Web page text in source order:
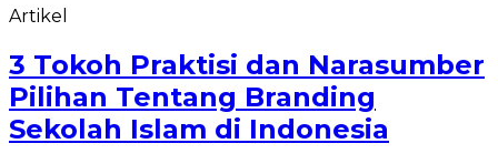
Artikel
3 Tokoh Praktisi dan Narasumber
Pilihan Tentang Branding
Sekolah Islam di Indonesia